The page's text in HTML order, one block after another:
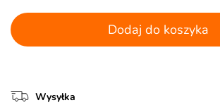
Dodaj do koszyka
Wysyłka